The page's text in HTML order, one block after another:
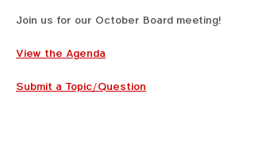
Join us for our October Board meeting!
View the Agenda
Submit a Topic/Question